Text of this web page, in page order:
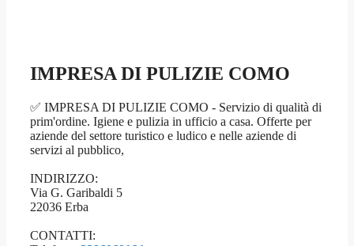
IMPRESA DI PULIZIE COMO
✅ IMPRESA DI PULIZIE COMO - Servizio di qualità di
prim'ordine. Igiene e pulizia in ufficio a casa. Offerte per
aziende del settore turistico e ludico e nelle aziende di
servizi al pubblico,
INDIRIZZO:
Via G. Garibaldi 5
22036 Erba
CONTATTI: